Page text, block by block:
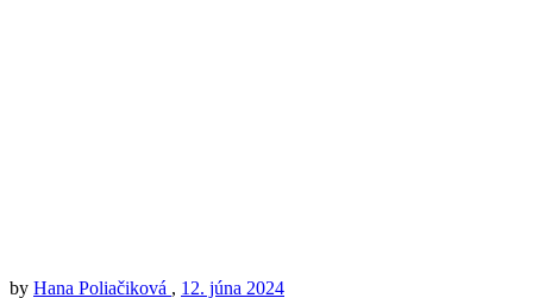
by Hana Poliačiková , 12. júna 2024